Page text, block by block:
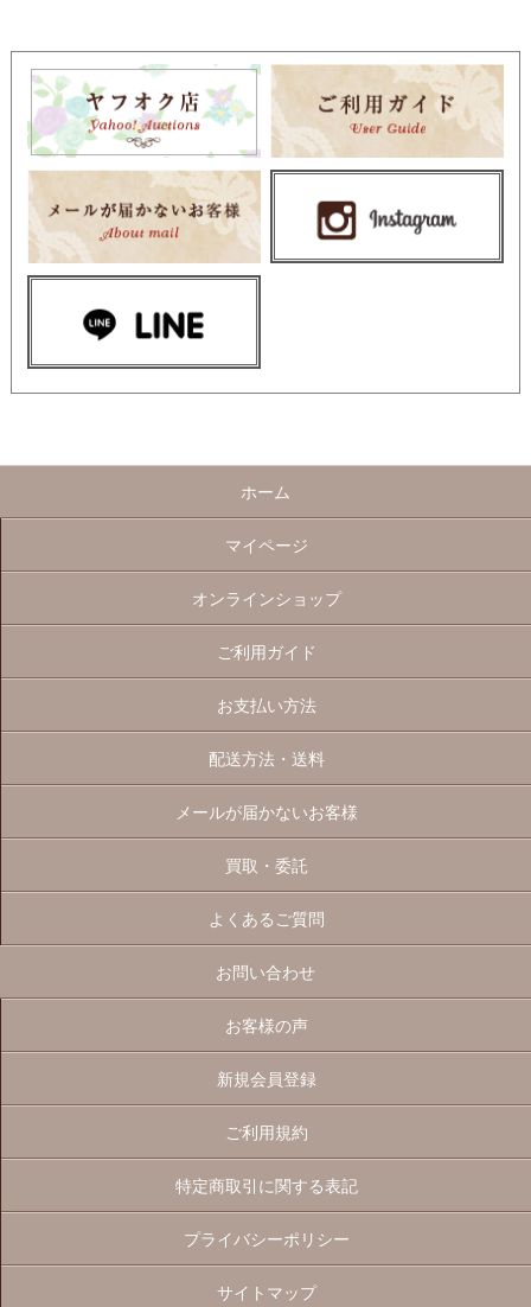
ホーム
マイページ
オンラインショップ
ご利用ガイド
お支払い方法
配送方法・送料
メールが届かないお客様
買取・委託
よくあるご質問
お問い合わせ
お客様の声
新規会員登録
ご利用規約
特定商取引に関する表記
プライバシーポリシー
サイトマップ